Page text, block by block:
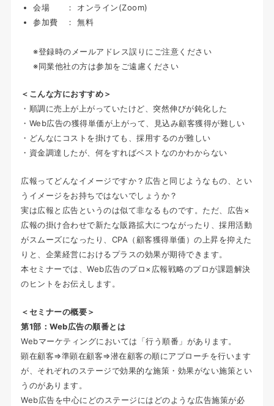
会場 ： オンライン(Zoom)
参加費 ： 無料
※登録時のメールアドレス誤りにご注意ください
※同業他社の方は参加をご遠慮ください
＜こんな方におすすめ＞
・順調に売上が上がっていたけど、突然伸びが鈍化した
・Web広告の獲得単価が上がって、見込み顧客獲得が難しい
・どんなにコストを掛けても、採用するのが難しい
・資金調達したが、何をすればベストなのかわからない
広報ってどんなイメージですか？広告と同じようなもの、とい
うイメージをお持ちではないでしょうか？
実は広報と広告というのは似て非なるものです。ただ、広告×
広報の掛け合わせで新たな販路拡大につながったり、採用活動
がスムーズになったり、CPA（顧客獲得単価）の上昇を抑えた
りと、企業経営におけるプラスの効果が期待できます。
本セミナーでは、Web広告のプロ×広報戦略のプロが課題解決
のヒントをお伝えします。
＜セミナーの概要＞
第1部：Web広告の順番とは
Webマーケティングにおいては「行う順番」があります。
顕在顧客⇒準顕在顧客⇒潜在顧客の順にアプローチを行います
が、それぞれのステージで効果的な施策・効果がない施策とい
うのがあります。
Web広告を中心にどのステージにはどのような広告施策が必